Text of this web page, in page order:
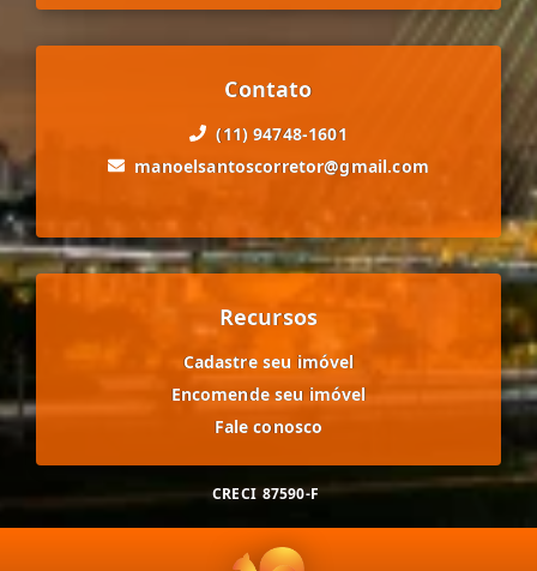
Contato
(11) 94748-1601
manoelsantoscorretor@gmail.com
Recursos
Cadastre seu imóvel
Encomende seu imóvel
Fale conosco
CRECI 87590-F